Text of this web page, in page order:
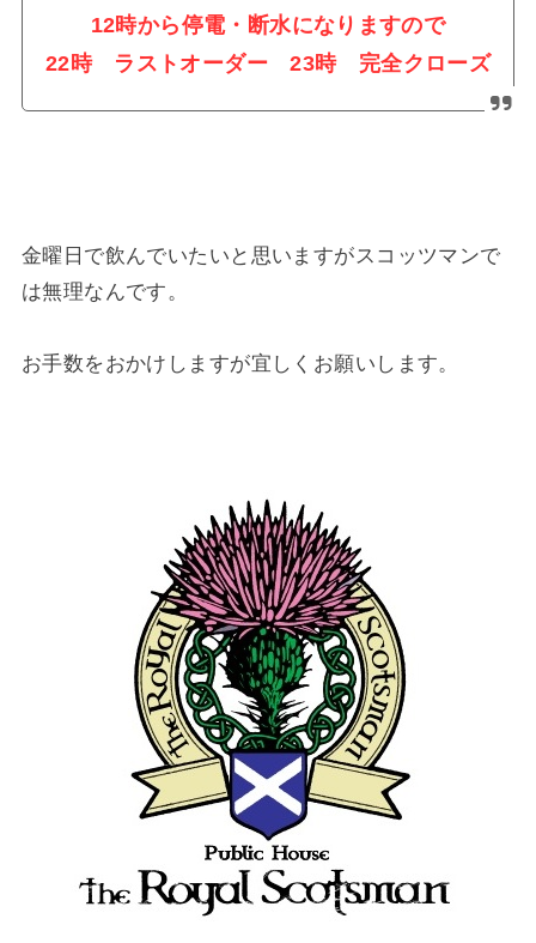
12時から停電・断水になりますので
22時 ラストオーダー 23時 完全クローズ
金曜日で飲んでいたいと思いますがスコッツマンで
は無理なんです。
お手数をおかけしますが宜しくお願いします。